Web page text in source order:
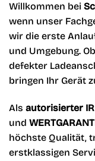
Willkommen bei
wenn unser
wir die erste
und Umgebung.
defekter
bringen Ihr Gerät
Als autorisierter
und
höchste Qualität,
erstklassigen